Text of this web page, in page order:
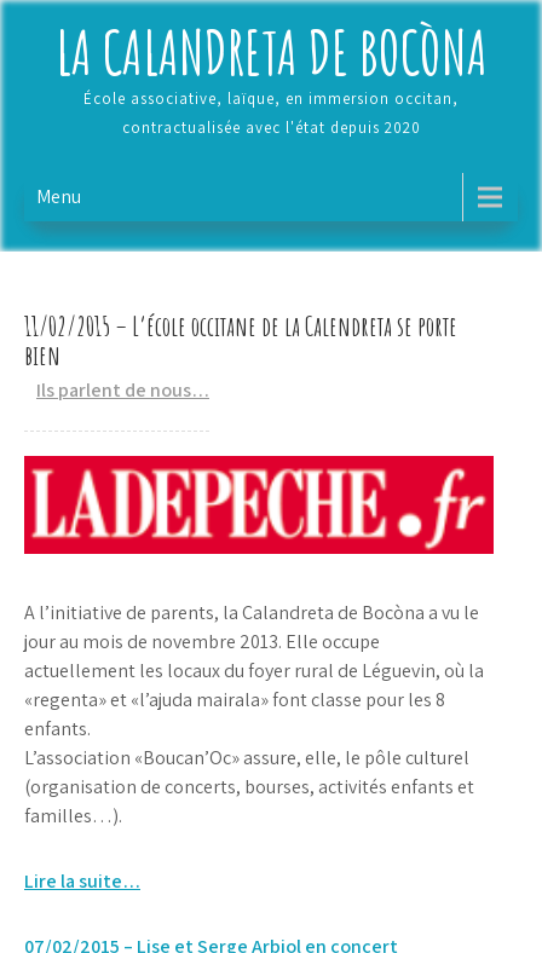
Skip
contentLA CALANDRETA DE BOCÒNA
École associative, laïque, en immersion occitan,
contractualisée avec l'état depuis 2020
Menu
11/02/2015 – L’école occitane de la Calendreta se porte
bien
Ils parlent de nous…
A l’initiative de parents, la Calandreta de Bocòna a vu le
jour au mois de novembre 2013. Elle occupe
actuellement les locaux du foyer rural de Léguevin, où la
«regenta» et «l’ajuda mairala» font classe pour les 8
enfants.
L’association «Boucan’Oc» assure, elle, le pôle culturel
(organisation de concerts, bourses, activités enfants et
familles…).
Lire la suite…
07/02/2015 – Lise et Serge Arbiol en concert